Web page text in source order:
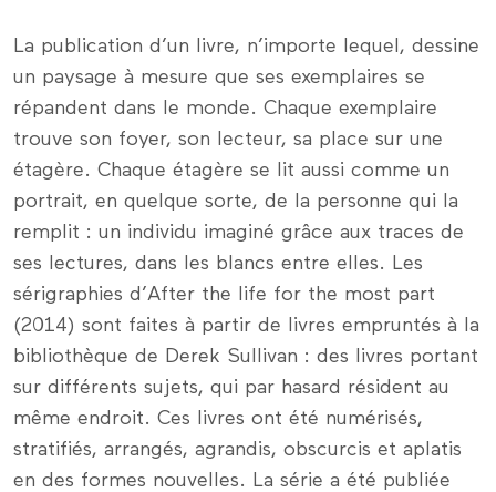
La publication d’un livre, n’importe lequel, dessine
un paysage à mesure que ses exemplaires se
répandent dans le monde. Chaque exemplaire
trouve son foyer, son lecteur, sa place sur une
étagère. Chaque étagère se lit aussi comme un
portrait, en quelque sorte, de la personne qui la
remplit : un individu imaginé grâce aux traces de
ses lectures, dans les blancs entre elles. Les
sérigraphies d’After the life for the most part
(2014) sont faites à partir de livres empruntés à la
bibliothèque de Derek Sullivan : des livres portant
sur différents sujets, qui par hasard résident au
même endroit. Ces livres ont été numérisés,
stratifiés, arrangés, agrandis, obscurcis et aplatis
en des formes nouvelles. La série a été publiée